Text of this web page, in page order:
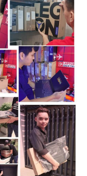
yếu tố quan trọng
các game thủ. Acer
có dung lượng lớn,
các tác vụ thông
thể hoạt động liên
vụ nặng hơn, thời
vẫn đủ để người
lo lắng về việc phải
cũng được tích hợp,
đầy pin và tiếp tục